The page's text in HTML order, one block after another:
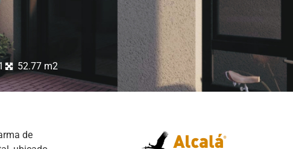
52.77 m2
de